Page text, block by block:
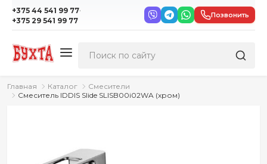
+375 44 541 99 77·
+375 29 541 99 77
Позвонить
Главная Каталог
Смесители
Смеситель IDDIS Slide SLISB00i02WA (хром)